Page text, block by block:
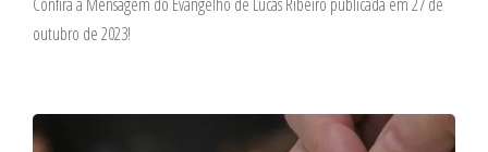
outubro de 2023!